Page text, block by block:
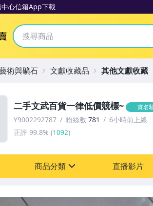
心信箱App下載
Yahoo拍賣
二手文武百貨一律低價競標~ 實名
Y9002292787 粉絲數 781
6小時前上線
正評 99.8% (1092)
商品分類 直播影片
術與礦石 文獻收藏品 其他文獻收藏